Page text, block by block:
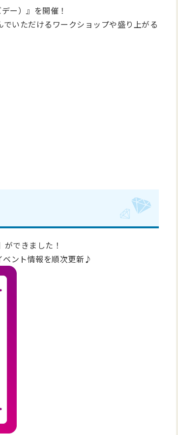
ー）』を開催！
いただけるワークショップや盛り上がる
できました！
ベント情報を順次更新♪